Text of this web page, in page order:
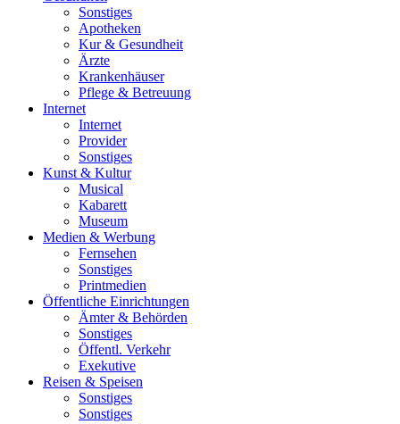
Sonstiges
Apotheken
Kur & Gesundheit
Ärzte
Krankenhäuser
Pflege & Betreuung
Internet
Internet
Provider
Sonstiges
Kunst & Kultur
Musical
Kabarett
Museum
Medien & Werbung
Fernsehen
Sonstiges
Printmedien
Öffentliche Einrichtungen
Ämter & Behörden
Sonstiges
Öffentl. Verkehr
Exekutive
Reisen & Speisen
Sonstiges
Sonstiges